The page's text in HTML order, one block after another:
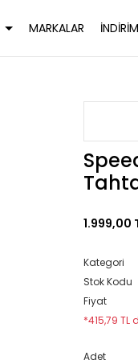
MARKALAR İNDİRİM
1.999,00
Kategori
Stok Kodu
Fiyat
*415,79
Adet